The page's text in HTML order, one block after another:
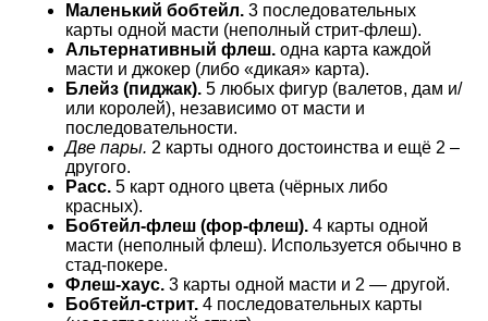
Маленький бобтейл. 3 последовательных
карты одной масти (неполный стрит-флеш).
Альтернативный флеш. одна карта каждой
масти и джокер (либо «дикая» карта).
Блейз (пиджак). 5 любых фигур (валетов, дам и/
или королей), независимо от масти и
последовательности.
Две пары. 2 карты одного достоинства и ещё 2 –
другого.
Расс. 5 карт одного цвета (чёрных либо
красных).
Бобтейл-флеш (фор-флеш). 4 карты одной
масти (неполный флеш). Используется обычно в
стад-покере.
Флеш-хаус. 3 карты одной масти и 2 — другой.
Бобтейл-стрит. 4 последовательных карты